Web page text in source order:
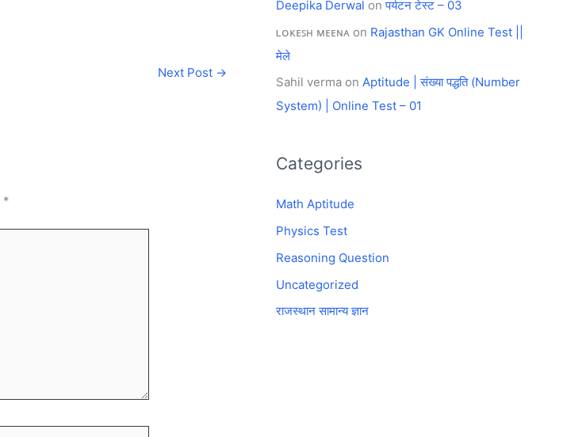
Next Post →
*
Deepika Derwal onपर्यटन टेस्ट – 03
ʟᴏᴋᴇꜱʜ ᴍᴇᴇɴᴀ on Rajasthan GK Online Test ||
मेले
Sahil verma on Aptitude | संख्या पद्धति (Number
System) | Online Test – 01
Categories
Math Aptitude
Physics Test
Reasoning Question
Uncategorized
राजस्थान सामान्य ज्ञान